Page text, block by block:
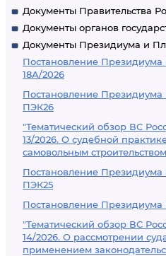
Документы Правительства
Документы органов
Документы Президиума и
Постановление Президиума
18А/2026
Постановление Президиума
ПЭК26
"Тематический обзор ВС
13/2026. О судебной
самовольным
Постановление Президиума
ПЭК25
Постановление Президиума
"Тематический обзор ВС
14/2026. О рассмотрении
применением